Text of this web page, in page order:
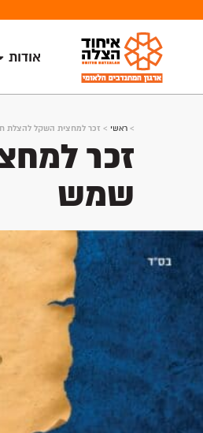
אודות
> ראשי > זכר למחצית השקל להצלת
זכר
שמש